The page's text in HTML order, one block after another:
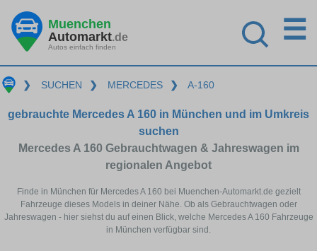
Muenchen
Automarkt.de
Autos einfach finden
☰
❯ SUCHEN ❯ MERCEDES ❯ A-160
gebrauchte Mercedes A 160 in München und im Umkreis
suchen
Mercedes A 160 Gebrauchtwagen & Jahreswagen im
regionalen Angebot
Finde in München für Mercedes A 160 bei Muenchen-Automarkt.de gezielt
Fahrzeuge dieses Models in deiner Nähe. Ob als Gebrauchtwagen oder
Jahreswagen - hier siehst du auf einen Blick, welche Mercedes A 160 Fahrzeuge
in München verfügbar sind.